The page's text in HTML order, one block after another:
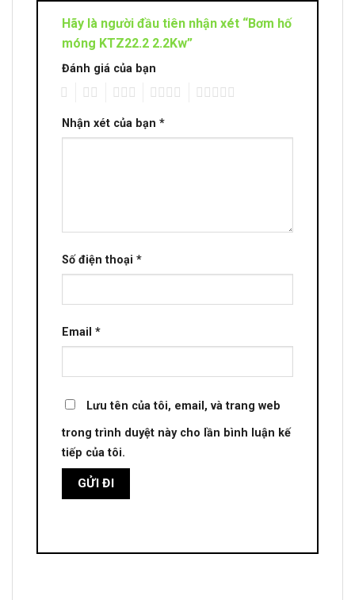
Hãy là người đầu tiên nhận xét “Bơm hố
móng KTZ22.2 2.2Kw”
Đánh giá của bạn
Nhận xét của bạn *
Số điện thoại *
Email *
Lưu tên của tôi, email, và trang web
trong trình duyệt này cho lần bình luận kế
tiếp của tôi.